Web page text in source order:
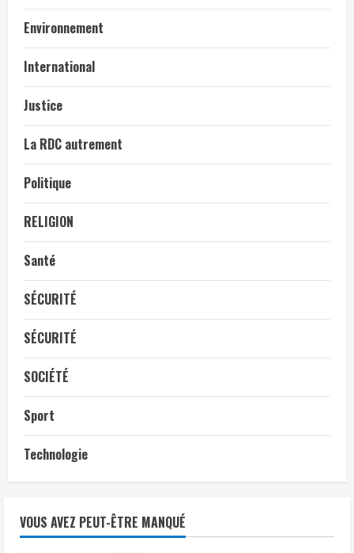
Environnement
International
Justice
La RDC autrement
Politique
RELIGION
Santé
SÉCURITÉ
SÉCURITÉ
SOCIÉTÉ
Sport
Technologie
VOUS AVEZ PEUT-ÊTRE MANQUÉ